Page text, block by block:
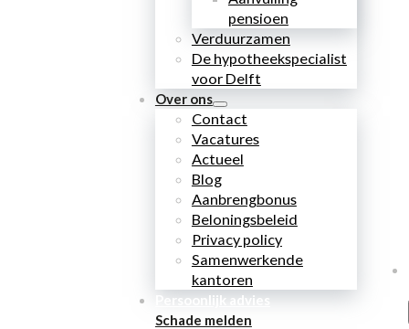
pensioen
Verduurzamen
De hypotheekspecialist
voor Delft
Over ons
Contact
Vacatures
Actueel
Blog
Aanbrengbonus
Beloningsbeleid
Privacy policy
Samenwerkende
kantoren
Persoonlijk advies
Schade melden